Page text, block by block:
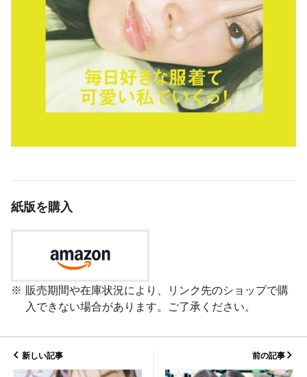
紙版を購入
販売期間や在庫状況により、リンク先のショップで購
入できない場合があります。ご了承ください。
新しい記事 前の記事